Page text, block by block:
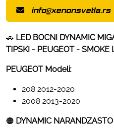
info@xenonsvetla.rs
🚗 LED BOCNI DYNAMIC
TIPSKI - PEUGEOT - SMOKE
PEUGEOT Modeli:
208 2012-2020
2008 2013-2020
🟠 DYNAMIC